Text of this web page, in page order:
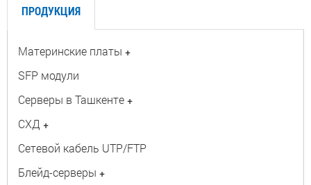
ПРОДУКЦИЯ
Материнские платы +
SFP модули
Серверы в Ташкенте +
СХД +
Сетевой кабель UTP/FTP
Блейд-серверы +